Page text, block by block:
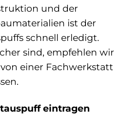
und der
ist der
schnell erledigt.
sind, empfehlen wir
einer Fachwerkstatt
eintragen